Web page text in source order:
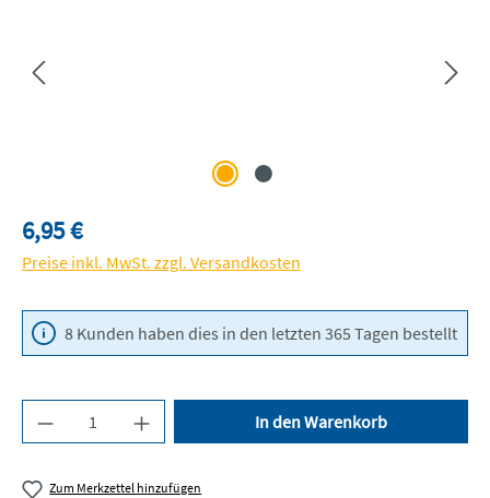
Regulärer Preis:
6,95 €
Preise inkl. MwSt. zzgl. Versandkosten
8 Kunden haben dies in den letzten 365 Tagen bestellt
Produkt Anzahl: Gib den gewünschten Wert
In den Warenkorb
Zum Merkzettel hinzufügen